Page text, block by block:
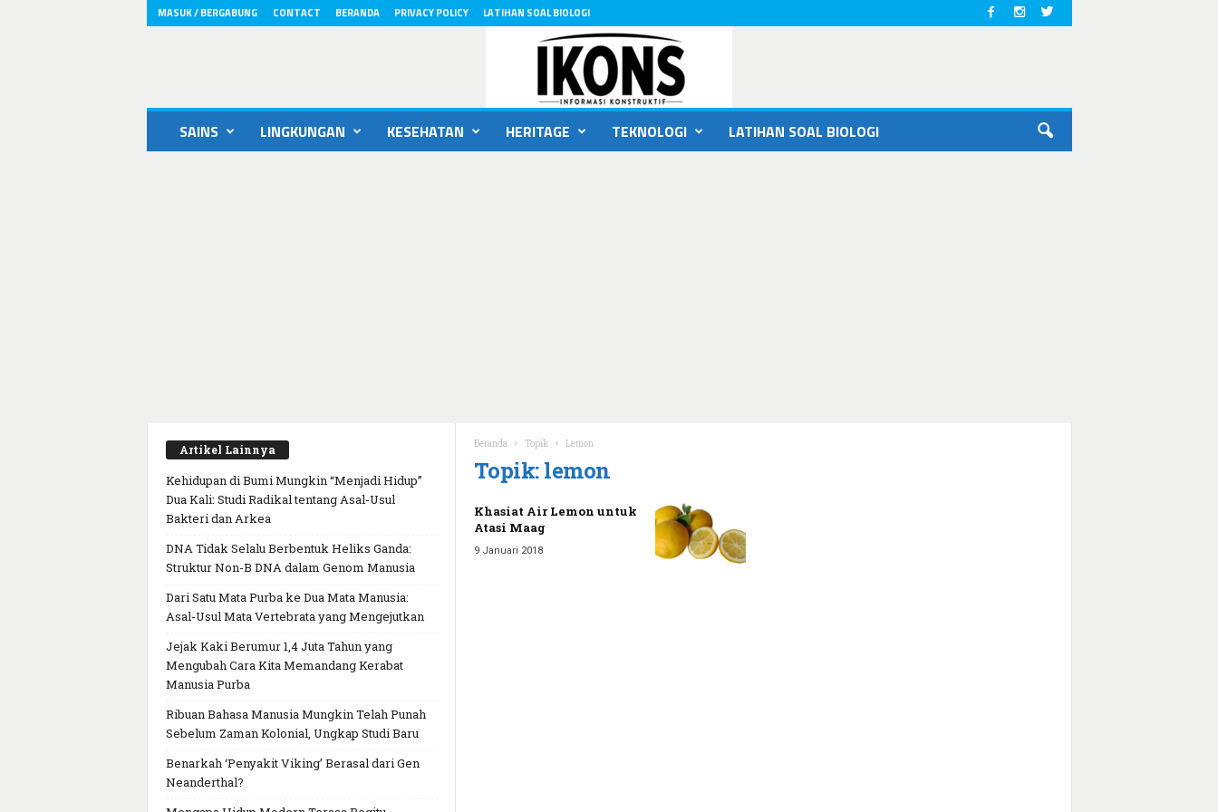
MASUK / BERGABUNG CONTACT BERANDA PRIVACY POLICY LATIHAN SOAL BIOLOGI
SAINS LINGKUNGAN KESEHATAN HERITAGE TEKNOLOGI LATIHAN SOAL BIOLOGI
Beranda Topik Lemon
Topik: lemon
Khasiat Air Lemon untuk
Atasi Maag
9 Januari 2018
Artikel Lainnya
Kehidupan di Bumi Mungkin “Menjadi Hidup”
Dua Kali: Studi Radikal tentang Asal-Usul
Bakteri dan Arkea
DNA Tidak Selalu Berbentuk Heliks Ganda:
Struktur Non-B DNA dalam Genom Manusia
Dari Satu Mata Purba ke Dua Mata Manusia:
Asal-Usul Mata Vertebrata yang Mengejutkan
Jejak Kaki Berumur 1,4 Juta Tahun yang
Mengubah Cara Kita Memandang Kerabat
Manusia Purba
Ribuan Bahasa Manusia Mungkin Telah Punah
Sebelum Zaman Kolonial, Ungkap Studi Baru
Benarkah ‘Penyakit Viking’ Berasal dari Gen
Neanderthal?